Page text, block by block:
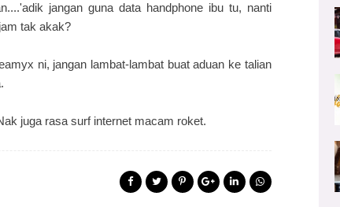
jangan guna data handphone ibu tu, nanti
tak akak?
ni, jangan lambat-lambat buat aduan ke talian
juga rasa surf internet macam roket.